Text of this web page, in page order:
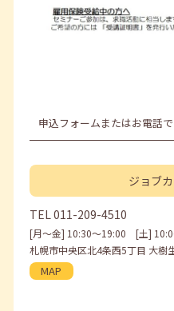
申込フォームまたはお電話
ジョブ
TEL011-209-4510
[月〜金] 10:30〜19:00 [土]
札幌市中央区北4条西5丁目 大樹
MAP